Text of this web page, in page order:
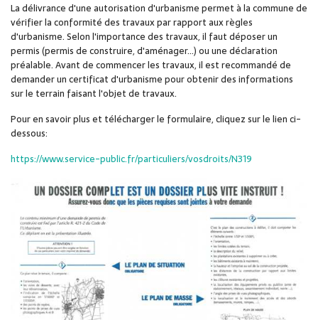
La délivrance d'une autorisation d'urbanisme permet à la commune de
vérifier la conformité des travaux par rapport aux règles
d'urbanisme. Selon l'importance des travaux, il faut déposer un
permis (permis de construire, d'aménager...) ou une déclaration
préalable. Avant de commencer les travaux, il est recommandé de
demander un certificat d'urbanisme pour obtenir des informations
sur le terrain faisant l'objet de travaux.
Pour en savoir plus et télécharger le formulaire, cliquez sur le lien ci-
dessous:
https://www.service-public.fr/particuliers/vosdroits/N319